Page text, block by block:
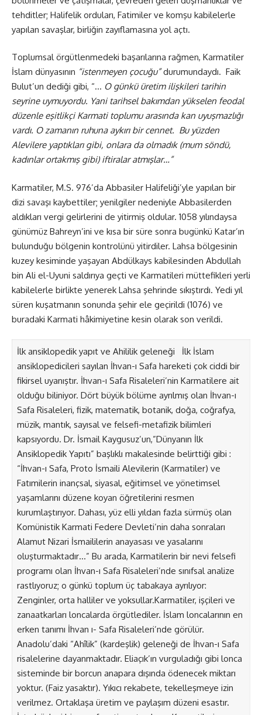
tehditler; Halifelik orduları, Fatimiler ve komşu kabilelerle
yapılan savaşlar, birliğin zayıflamasına yol açtı.
Toplumsal örgütlenmedeki başarılarına rağmen, Karmatiler
İslam dünyasının “istenmeyen çocuğu”durumundaydı. Faik
Bulut’un dediği gibi, “… O günkü üretim ilişkileri tarihin
seyrine uymuyordu. Yani tarihsel bakımdan yükselen feodal
düzenle eşitlikçi Karmati toplumu arasında kan uyuşmazlığı
vardı. O zamanın ruhuna aykırı bir cennet. Bu yüzden
Alevilere yaptıkları gibi, onlara da olmadık (mum söndü,
kadınlar ortakmış gibi) iftiralar atmışlar…”
Karmatiler, M.S. 976’da Abbasiler Halifeliği’yle yapılan bir
dizi savaşı kaybettiler; yenilgiler nedeniyle Abbasilerden
aldıkları vergi gelirlerini de yitirmiş oldular. 1058 yılındaysa
günümüz Bahreyn’ini ve kısa bir süre sonra bugünkü Katar’ın
bulunduğu bölgenin kontrolünü yitirdiler. Lahsa bölgesinin
kuzey kesiminde yaşayan Abdülkays kabilesinden Abdullah
bin Ali el-Uyuni saldırıya geçti ve Karmatileri müttefikleri yerli
kabilelerle birlikte yenerek Lahsa şehrinde sıkıştırdı. Yedi yıl
süren kuşatmanın sonunda şehir ele geçirildi (1076) ve
buradaki Karmati hâkimiyetine kesin olarak son verildi.
İlk ansiklopedik yapıt ve Ahililik geleneği İlk İslam
ansiklopedicileri sayılan İhvan-ı Safa hareketi çok ciddi bir
fikirsel uyanıştır. İhvan-ı Safa Risaleleri’nin Karmatilere ait
olduğu biliniyor. Dört büyük bölüme ayrılmış olan İhvan-ı
Safa Risaleleri, fizik, matematik, botanik, doğa, coğrafya,
müzik, mantık, sayısal ve felsefi-metafizik bilimleri
kapsıyordu. Dr. İsmail Kaygusuz’un,”Dünyanın İlk
Ansiklopedik Yapıtı” başlıklı makalesinde belirttiği gibi :
“İhvan-ı Safa, Proto İsmaili Alevilerin (Karmatiler) ve
Fatımilerin inançsal, siyasal, eğitimsel ve yönetimsel
yaşamlarını düzene koyan öğretilerini resmen
kurumlaştırıyor. Dahası, yüz elli yıldan fazla sürmüş olan
Komünistik Karmati Federe Devleti’nin daha sonraları
Alamut Nizari İsmaililerin anayasası ve yasalarını
oluşturmaktadır…” Bu arada, Karmatilerin bir nevi felsefi
programı olan İhvan-ı Safa Risaleleri’nde sınıfsal analize
rastlıyoruz; o günkü toplum üç tabakaya ayrılıyor:
Zenginler, orta halliler ve yoksullar.Karmatiler, işçileri ve
zanaatkarları loncalarda örgütlediler. İslam loncalarının en
erken tanımı İhvan ı- Safa Risaleleri’nde görülür.
Anadolu’daki “Ahîlik” (kardeşlik) geleneği de İhvan-ı Safa
risalelerine dayanmaktadır. Eliaçık’ın vurguladığı gibi lonca
sisteminde bir borcun anapara dışında ödenecek miktarı
yoktur. (Faiz yasaktır). Yıkıcı rekabete, tekelleşmeye izin
verilmez. Ortaklaşa üretim ve paylaşım düzeni esastır.